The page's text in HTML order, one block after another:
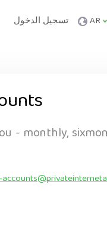
تسجيل الدخول AR
- monthly,